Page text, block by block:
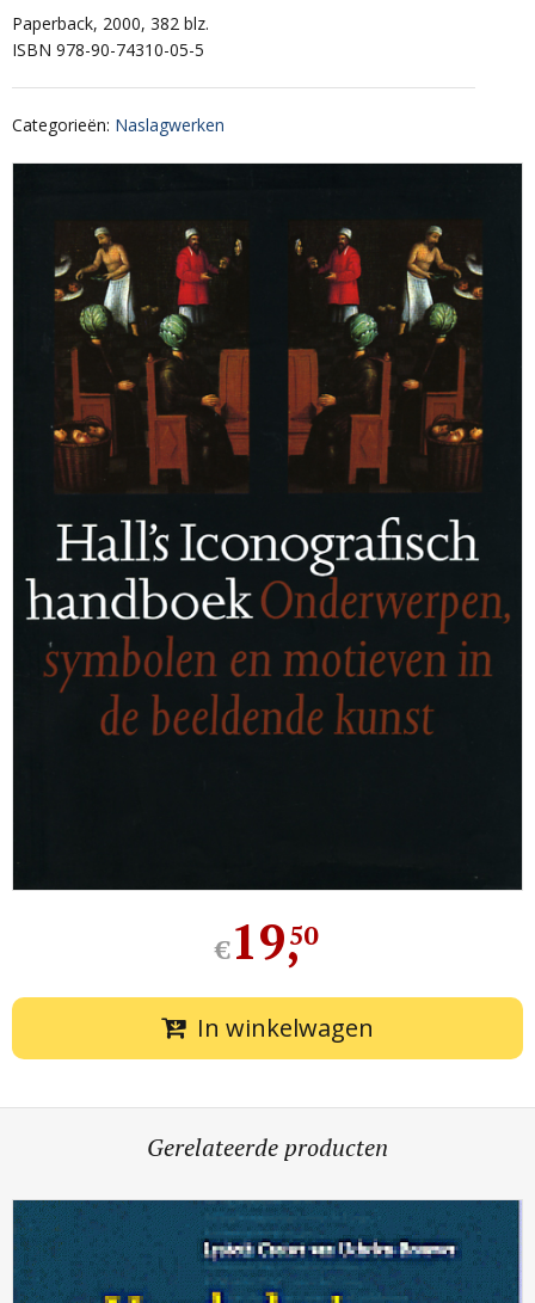
Paperback, 2000, 382 blz.
ISBN 978-90-74310-05-5
Categorieën: Naslagwerken
€19,
50
In winkelwagen
Gerelateerde producten